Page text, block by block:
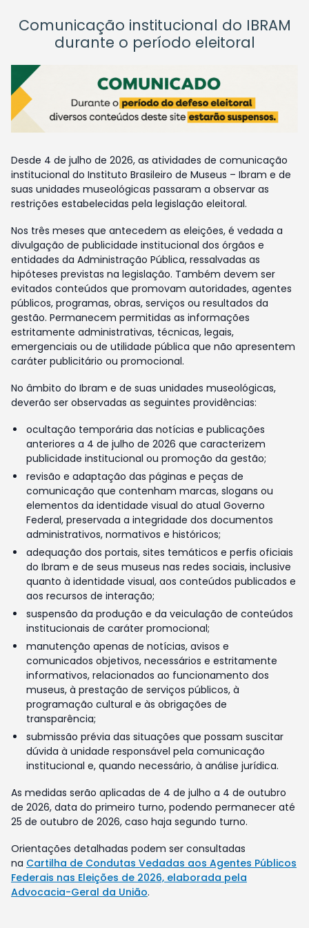
Comunicação institucional do IBRAM
durante o período eleitoral
Desde 4 de julho de 2026, as atividades de comunicação
institucional do Instituto Brasileiro de Museus – Ibram e de
suas unidades museológicas passaram a observar as
restrições estabelecidas pela legislação eleitoral.
Nos três meses que antecedem as eleições, é vedada a
divulgação de publicidade institucional dos órgãos e
entidades da Administração Pública, ressalvadas as
hipóteses previstas na legislação. Também devem ser
evitados conteúdos que promovam autoridades, agentes
públicos, programas, obras, serviços ou resultados da
gestão. Permanecem permitidas as informações
estritamente administrativas, técnicas, legais,
emergenciais ou de utilidade pública que não apresentem
caráter publicitário ou promocional.
No âmbito do Ibram e de suas unidades museológicas,
deverão ser observadas as seguintes providências:
ocultação temporária das notícias e publicações
anteriores a 4 de julho de 2026 que caracterizem
publicidade institucional ou promoção da gestão;
revisão e adaptação das páginas e peças de
comunicação que contenham marcas, slogans ou
elementos da identidade visual do atual Governo
Federal, preservada a integridade dos documentos
administrativos, normativos e históricos;
adequação dos portais, sites temáticos e perfis oficiais
do Ibram e de seus museus nas redes sociais, inclusive
quanto à identidade visual, aos conteúdos publicados e
aos recursos de interação;
suspensão da produção e da veiculação de conteúdos
institucionais de caráter promocional;
manutenção apenas de notícias, avisos e
comunicados objetivos, necessários e estritamente
informativos, relacionados ao funcionamento dos
museus, à prestação de serviços públicos, à
programação cultural e às obrigações de
transparência;
submissão prévia das situações que possam suscitar
dúvida à unidade responsável pela comunicação
institucional e, quando necessário, à análise jurídica.
As medidas serão aplicadas de 4 de julho a 4 de outubro
de 2026, data do primeiro turno, podendo permanecer até
25 de outubro de 2026, caso haja segundo turno.
Orientações detalhadas podem ser consultadas
na Cartilha de Condutas Vedadas aos Agentes Públicos
Federais nas Eleições de 2026, elaborada pela
Advocacia-Geral da União.